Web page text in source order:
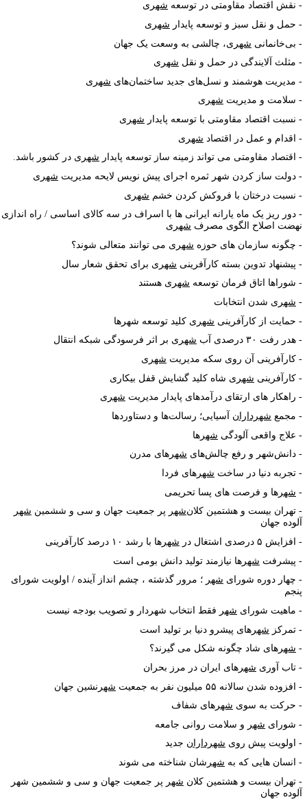
نقش اقتصاد مقاومتی در توسعهشهری
حمل و نقل سبز و توسعه پایدار شهری
بی‌خانمانیشهری، چالشی به وسعت یک جهان
مثلث آلایندگی در حمل و نقلشهری
مدیریت هوشمند و نسلهای جدید ساختمانهایشهری
سلامت و مدیریتشهری
نسبت اقتصاد مقاومتی با توسعه پایدار شهری
اقدام و عمل در اقتصادشهری
اقتصاد مقاومتی می تواند زمینه ساز توسعه پایدار شهری در کشور باشد.
دولت ساز کردن شهر ثمره اجرای پیش نویس لایحه مدیریتشهری
نسبت درختان با فروکش کردن خشمشهری
دور ریز یک ماه یارانه ایرانی ها با اسراف در سه کالای اساسی / راه اندازی
اصلاح الگوی مصرفشهری
چگونه سازمان های حوزه شهری می توانند متعالی شوند؟
پیشنهاد تدوین بسته کارآفرینیشهری برای تحقق شعار سال
شوراها اتاق فرمان توسعهشهری هستند
شهری شدن انتخابات
حمایت از کارآفرینیشهری کلید توسعه شهرها
هدر رفت ۳۰ درصدی آب شهری بر اثر فرسودگی شبکه انتقال
کارآفرینی آن روی سکه مدیریتشهری
کارآفرینیشهری شاه کلید گشایش قفل بیکاری
راهکار های ارتقای درآمدهای پایدار مدیریتشهری
مجمعشهرداران آسیایی؛ رسالتها و دستاوردها
علاج واقعی آلودگیشهرها
دانش‌شهر و رفع چالشهایشهرهای مدرن
تجربه دنیا در ساختشهرهای فردا
شهرها و فرصت های پسا تحریمی
تهران بیست و هشتمین کلانشهرپر جمعیت جهان و سی و ششمینشهر
جهان
افزایش ۵ درصدی اشتغال در شهرها با رشد ۱۰ درصد کارآفرینی
پیشرفتشهرها نیازمند تولید دانش بومی است
چهار دوره شورایشهر؛ مرور گذشته ، چشم انداز آینده / اولویت شورای
ماهیت شورایشهرفقط انتخاب شهردار و تصویب بودجه نیست
تمرکزشهرهای پیشرو دنیا بر تولید است
شهرهای شاد چگونه شکل می گیرند؟
تاب آوریشهرهای ایران در مرز بحران
افزوده شدن سالانه ۵۵ میلیون نفر به جمعیت شهرنشین جهان
حرکت به سویشهرهای شفاف
شورایشهرو سلامت روانی جامعه
اولویت پیش رویشهرداران جدید
انسان هایی که بهشهرشان شناخته می شوند
تهران بیست و هشتمین کلانشهرپر جمعیت جهان و سی و ششمین شهر
جهان